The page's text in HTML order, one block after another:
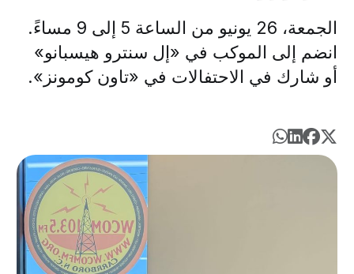
الجمعة، 26 يونيو من الساعة 5 إلى 9 مساءً.
انضم إلى الموكب في «إل سنترو هيسبانو»
أو شارك في الاحتفالات في «تاون كومونز».